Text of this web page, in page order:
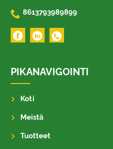
 8613793989899
PIKANAVIGOINTI
Koti
Meistä
Tuotteet